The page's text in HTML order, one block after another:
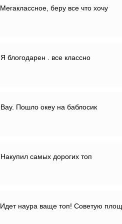
Мегаклассное, беру все что хочу
Я блогодарен . все классно
Вау. Пошло океу на баблосик
Накупил самых дорогих топ
Идет наура ваще топ! Советую